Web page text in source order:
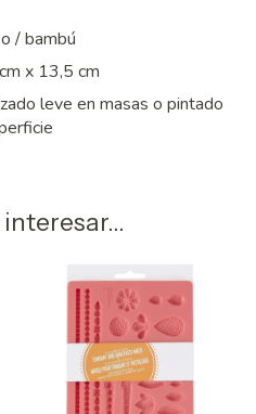
/ bambú
x 13,5 cm
leve en masas o pintado